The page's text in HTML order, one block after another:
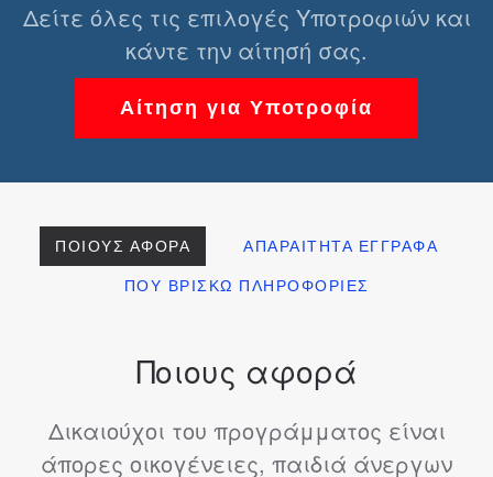
Δείτε όλες τις επιλογές Υποτροφιών και
κάντε την αίτησή σας.
Αίτηση για Υποτροφία
ΠΟΙΟΥΣ ΑΦΟΡΆ ΑΠΑΡΑΊΤΗΤΑ ΈΓΓΡΑΦΑ
ΠΟΥ ΒΡΊΣΚΩ ΠΛΗΡΟΦΟΡΊΕΣ
Ποιους αφορά
Δικαιούχοι του προγράμματος είναι
άπορες οικογένειες, παιδιά άνεργων